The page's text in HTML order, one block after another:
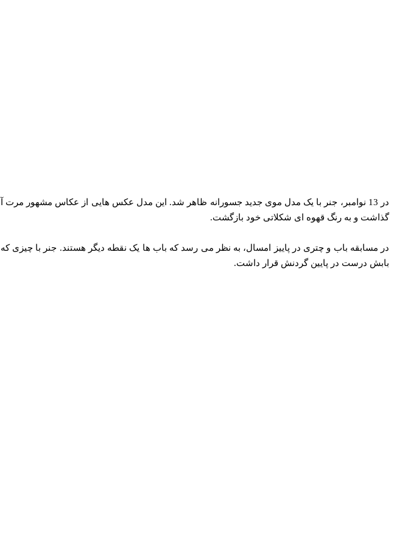
در 13 نوامبر، جنر با یک مدل موی جدید جسورانه ظاهر شد. این مدل عکس هایی از عکاس مشهور مرت
گذاشت و به رنگ قهوه ای شکلاتی خود بازگشت.
در مسابقه باب و چتری در پاییز امسال، به نظر می رسد که باب ها یک نقطه دیگر هستند. جنر با
بابش درست در پایین گردنش قرار داشت.